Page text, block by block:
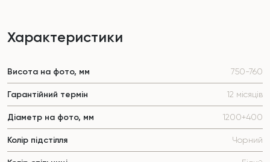
Характеристики
Висота на фото, мм 750-760
Гарантійний термін 12 місяців
Діаметр на фото, мм 1200+400
Колір підстілля Чорний